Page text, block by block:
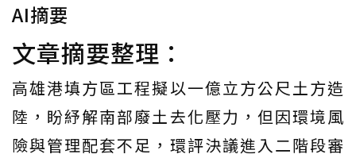
AI摘要
文章摘要整理：
高雄港填方區工程擬以一億立方公尺土方造
陸，盼紓解南部廢土去化壓力，但因環境風
險與管理配套不足，環評決議進入二階段審